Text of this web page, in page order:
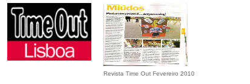
Revista Time Out Fevereiro 2010